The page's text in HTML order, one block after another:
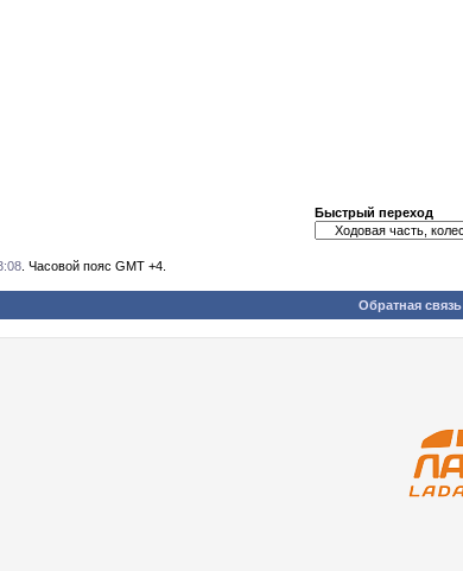
Быстрый переход
. Часовой пояс GMT +4.
Обратная связь